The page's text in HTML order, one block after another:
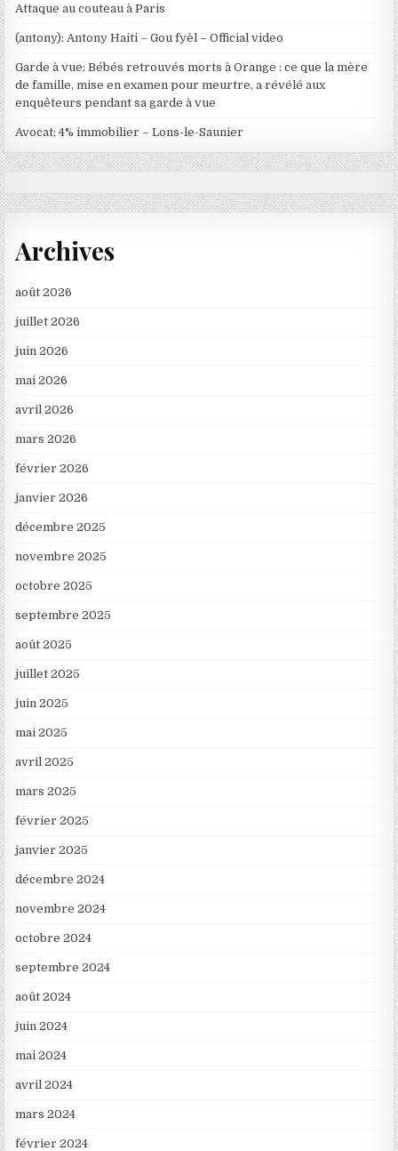
Attaque au couteau à Paris
(antony): Antony Haiti – Gou fyèl – Official video
Garde à vue; Bébés retrouvés morts à Orange : ce que la mère
de famille, mise en examen pour meurtre, a révélé aux
enquêteurs pendant sa garde à vue
Avocat; 4% immobilier – Lons-le-Saunier
Archives
août 2026
juillet 2026
juin 2026
mai 2026
avril 2026
mars 2026
février 2026
janvier 2026
décembre 2025
novembre 2025
octobre 2025
septembre 2025
août 2025
juillet 2025
juin 2025
mai 2025
avril 2025
mars 2025
février 2025
janvier 2025
décembre 2024
novembre 2024
octobre 2024
septembre 2024
août 2024
juin 2024
mai 2024
avril 2024
mars 2024
février 2024